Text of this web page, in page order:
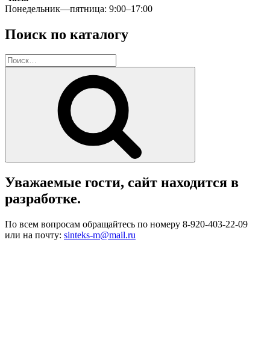
Понедельник—пятница: 9:00–17:00
Поиск по каталогу
Искать:
Уважаемые гости, сайт находится в
разработке.
По всем вопросам обращайтесь по номеру 8-920-403-22-09
или на почту: sinteks-m@mail.ru